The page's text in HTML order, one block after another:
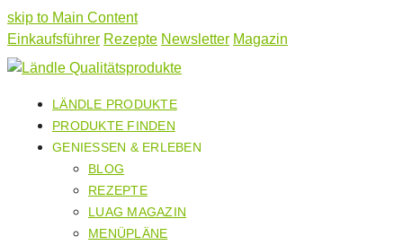
skip to Main Content
Einkaufsführer Rezepte Newsletter Magazin
LÄNDLE PRODUKTE
PRODUKTE FINDEN
GENIESSEN & ERLEBEN
BLOG
REZEPTE
LUAG MAGAZIN
MENÜPLÄNE